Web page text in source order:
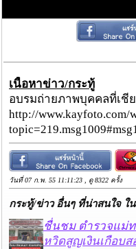
เนื้อหาข่าว/กระทู้
อบรมถ่ายภาพบุคคลที่เชี
http://www.kayfoto.com/
วันที่ 07 ก.พ. 55 11:11:23 , ดู 8322 ครั้ง
กระทู้/ข่าว อื่นๆ ที่น่าสนใจ ใน
ชื่นชม ตำรวจแม่
หวิดสูญเงินเกือบ